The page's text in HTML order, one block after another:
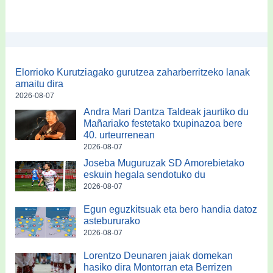
Elorrioko Kurutziagako gurutzea zaharberritzeko lanak
amaitu dira
2026-08-07
Andra Mari Dantza Taldeak jaurtiko du
Mañariako festetako txupinazoa bere
40. urteurrenean
2026-08-07
Joseba Muguruzak SD Amorebietako
eskuin hegala sendotuko du
2026-08-07
Egun eguzkitsuak eta bero handia datoz
astebururako
2026-08-07
Lorentzo Deunaren jaiak domekan
hasiko dira Montorran eta Berrizen